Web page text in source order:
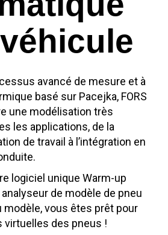
avancé de mesure et à
basé sur Pacejka, FORS
une modélisation très
les applications, de la
de travail à l’intégration en
logiciel unique Warm-up
de modèle de pneu
modèle, vous êtes prêt pour
virtuelles des pneus !